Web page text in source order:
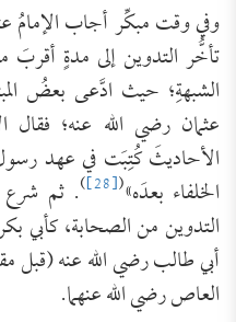
وفي وقت مبكِّر أجاب الإمامُ
تأخُّر التدوين إلى مدةٍ أقربَ
الشبهةِ؛ حيث ادَّعى بعضُ
عثمان رضي الله عنه؛
الأحاديثَ كُتِبَت في عهد
الخلفاء بعدَه»(
[28]
). ثم شرع
التدوين من الصحابة، كأبي
أبي طالب رضي الله عنه (قبل
العاص رضي الله عنهما.